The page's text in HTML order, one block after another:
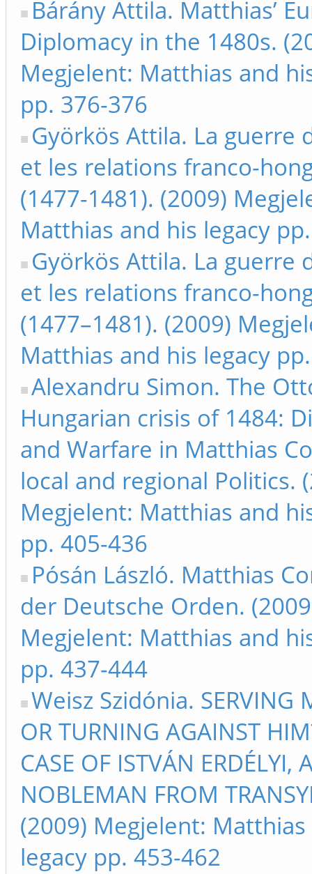
Bárány Attila. Matthias’
Diplomacy in the 1480s.
Megjelent: Matthias and
pp. 376-376
Györkös Attila. La guerre
et les relations franco-
(1477-1481). (2009)
Matthias and his legacy
Györkös Attila. La guerre
et les relations franco-
(1477–1481). (2009)
Matthias and his legacy
Alexandru Simon. The
Hungarian crisis of 1484:
and Warfare in Matthias
local and regional Politics.
Megjelent: Matthias and
pp. 405-436
Pósán László. Matthias
der Deutsche Orden.
Megjelent: Matthias and
pp. 437-444
Weisz Szidónia. SERVING
OR TURNING AGAINST
CASE OF ISTVÁN ERDÉLYI,
NOBLEMAN FROM
(2009) Megjelent:
legacy pp. 453-462